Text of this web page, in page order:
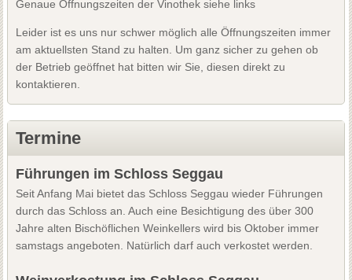
Genaue Öffnungszeiten der Vinothek siehe links
Leider ist es uns nur schwer möglich alle Öffnungszeiten immer
am aktuellsten Stand zu halten. Um ganz sicher zu gehen ob
der Betrieb geöffnet hat bitten wir Sie, diesen direkt zu
kontaktieren.
Termine
Führungen im Schloss Seggau
Seit Anfang Mai bietet das Schloss Seggau wieder Führungen
durch das Schloss an. Auch eine Besichtigung des über 300
Jahre alten Bischöflichen Weinkellers wird bis Oktober immer
samstags angeboten. Natürlich darf auch verkostet werden.